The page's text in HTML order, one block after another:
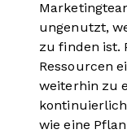
ungenutzt,
zu finden ist.
Ressourcen
weiterhin zu
kontinuierlich
wie eine